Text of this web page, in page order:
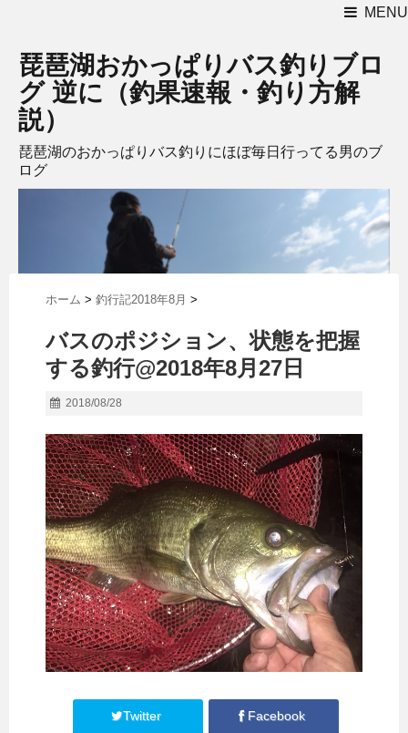
MENU
琵琶湖おかっぱりバス釣りブロ
グ 逆に（釣果速報・釣り方解
説）
琵琶湖のおかっぱりバス釣りにほぼ毎日行ってる男のブ
ログ
ホーム > 釣行記2018年8月 >
バスのポジション、状態を把握
する釣行@2018年8月27日
2018/08/28
Twitter Facebook